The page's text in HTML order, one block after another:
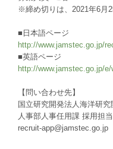
※締め切りは、2021年6月
■日本語ページ
http://www.jamstec.go.jp/
■英語ページ
http://www.jamstec.go.jp/
【問い合わせ先】
国立研究開発法人海洋研究
人事部人事任用課 採用担当
recruit-app@jamstec.go.jp